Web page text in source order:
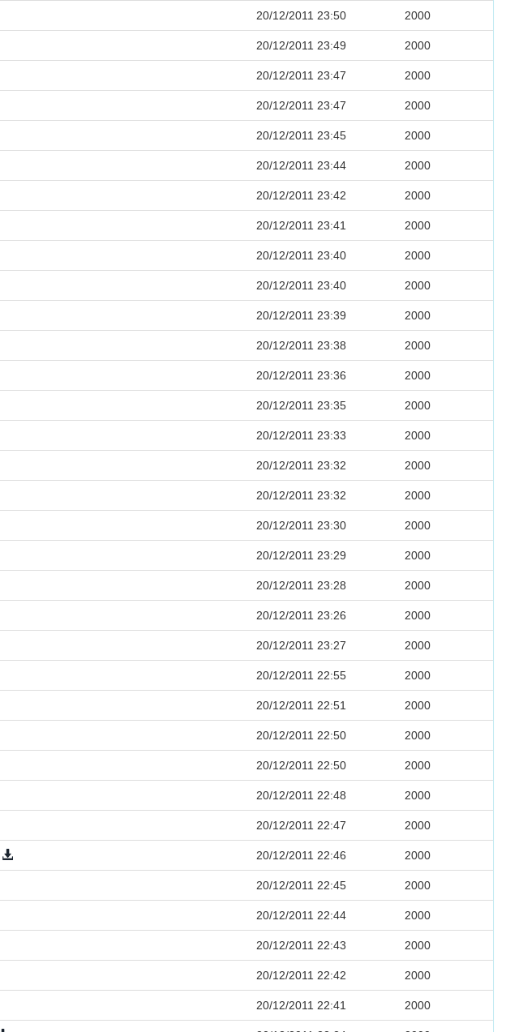
20/12/2011 23:50 2000
20/12/2011 23:49 2000
20/12/2011 23:47 2000
20/12/2011 23:47 2000
20/12/2011 23:45 2000
20/12/2011 23:44 2000
20/12/2011 23:42 2000
20/12/2011 23:41 2000
20/12/2011 23:40 2000
20/12/2011 23:40 2000
20/12/2011 23:39 2000
20/12/2011 23:38 2000
20/12/2011 23:36 2000
20/12/2011 23:35 2000
20/12/2011 23:33 2000
20/12/2011 23:32 2000
20/12/2011 23:32 2000
20/12/2011 23:30 2000
20/12/2011 23:29 2000
20/12/2011 23:28 2000
20/12/2011 23:26 2000
20/12/2011 23:27 2000
20/12/2011 22:55 2000
20/12/2011 22:51 2000
20/12/2011 22:50 2000
20/12/2011 22:50 2000
20/12/2011 22:48 2000
20/12/2011 22:47 2000
20/12/2011 22:46 2000
20/12/2011 22:45 2000
20/12/2011 22:44 2000
20/12/2011 22:43 2000
20/12/2011 22:42 2000
20/12/2011 22:41 2000